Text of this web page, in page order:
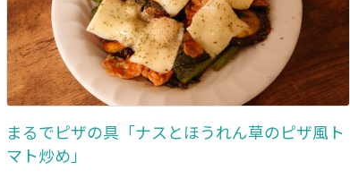
まるでピザの具「ナスとほうれん草のピザ風ト
マト炒め」